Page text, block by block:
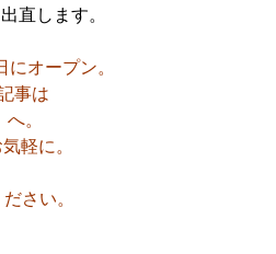
直します。
オープン。
事は
へ。
軽に。
さい。